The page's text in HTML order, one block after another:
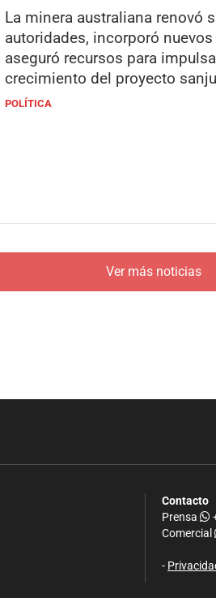
La minera australiana renovó
autoridades, incorporó
aseguró recursos para
crecimiento del proyecto
POLÍTICA
Ver más noticias
Contacto
Prensa
Comercial
-